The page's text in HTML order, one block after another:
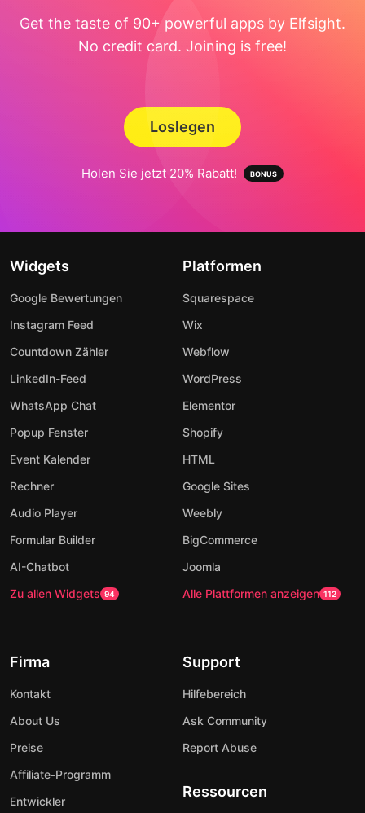
Get the taste of 90+ powerful apps by Elfsight.
No credit card. Joining is free!
Loslegen
Holen Sie jetzt 20% Rabatt!
Widgets
Google Bewertungen
Instagram Feed
Countdown Zähler
LinkedIn-Feed
WhatsApp Chat
Popup Fenster
Event Kalender
Rechner
Audio Player
Formular Builder
AI-Chatbot
Zu allen Widgets 94
Platformen
Squarespace
Wix
Webflow
WordPress
Elementor
Shopify
HTML
Google Sites
Weebly
BigCommerce
Joomla
Alle Plattformen anzeigen 112
Firma
Kontakt
About Us
Preise
Affiliate-Programm
Entwickler
Support
Hilfebereich
Ask Community
Report Abuse
Ressourcen